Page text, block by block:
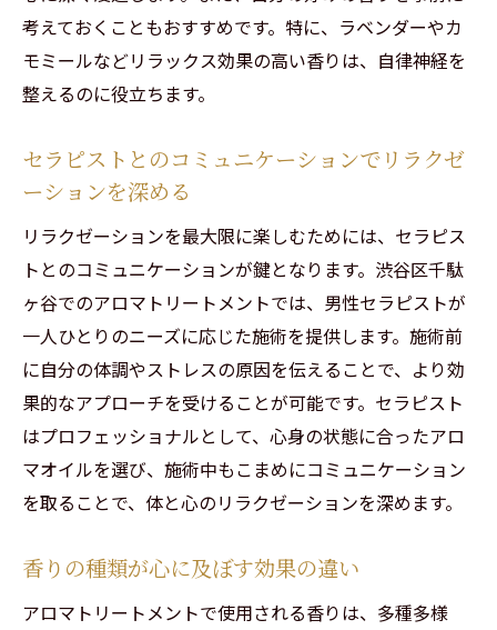
考えておくこともおすすめです。特に、ラベンダーやカ
モミールなどリラックス効果の高い香りは、自律神経を
整えるのに役立ちます。
セラピストとのコミュニケーションでリラクゼ
ーションを深める
リラクゼーションを最大限に楽しむためには、セラピス
トとのコミュニケーションが鍵となります。渋谷区千駄
ヶ谷でのアロマトリートメントでは、男性セラピストが
一人ひとりのニーズに応じた施術を提供します。施術前
に自分の体調やストレスの原因を伝えることで、より効
果的なアプローチを受けることが可能です。セラピスト
はプロフェッショナルとして、心身の状態に合ったアロ
マオイルを選び、施術中もこまめにコミュニケーション
を取ることで、体と心のリラクゼーションを深めます。
香りの種類が心に及ぼす効果の違い
アロマトリートメントで使用される香りは、多種多様